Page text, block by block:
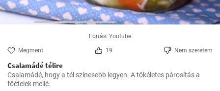
Forrás: Youtube
Megment 19 Nem szeretem
Csalamádé télire
Csalamádé, hogy a tél színesebb legyen. A tökéletes párosítás a
főételek mellé.